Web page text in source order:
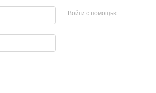
Войти с помощью